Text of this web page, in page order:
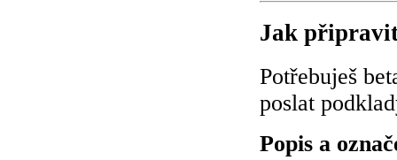
Jak
Potřebuješ
poslat
Popis a